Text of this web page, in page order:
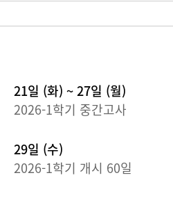
21일 (화) ~ 27일 (월)
2026-1학기 중간고사
29일 (수)
2026-1학기 개시 60일